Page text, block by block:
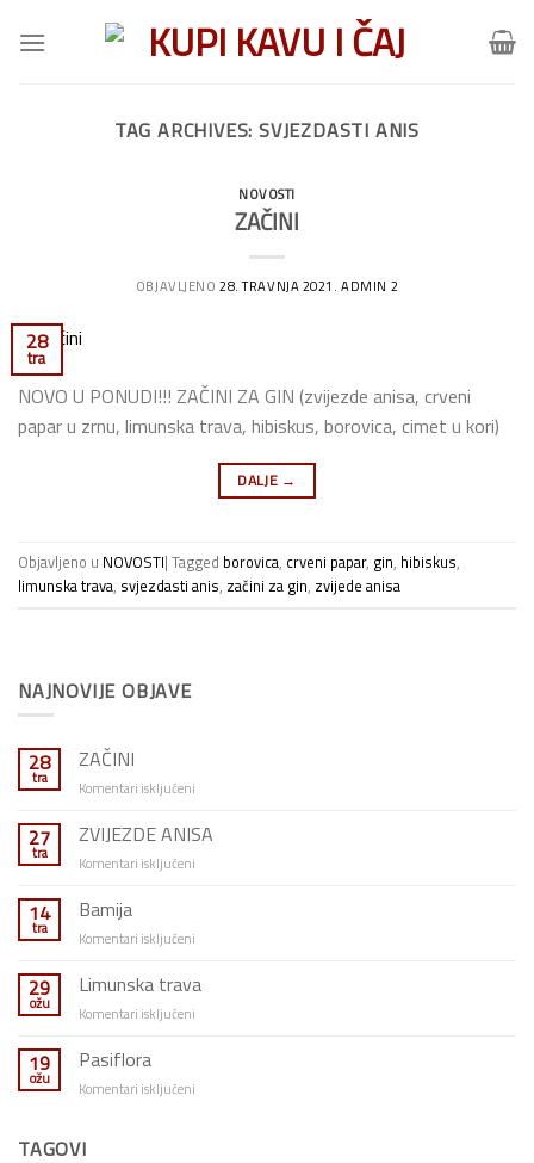
TAG ARCHIVES:SVJEZDASTI ANIS
NOVOSTI
ZAČINI
OBJAVLJENO28. TRAVNJA 2021. ADMIN 2
28
tra
NOVO U PONUDI!!! ZAČINI ZA GIN (zvijezde anisa, crveni
papar u zrnu, limunska trava, hibiskus, borovica, cimet u kori)
DALJE →
Objavljeno u NOVOSTI| Tagged borovica, crveni papar, gin, hibiskus,
limunska trava, svjezdasti anis, začini za gin, zvijede anisa
NAJNOVIJE OBJAVE
28
tra
ZAČINI
Komentari isključeni
27
tra
ZVIJEZDE ANISA
Komentari isključeni
14
tra
Bamija
Komentari isključeni
29
ožu
Limunska trava
Komentari isključeni
19
ožu
Pasiflora
Komentari isključeni
TAGOVI